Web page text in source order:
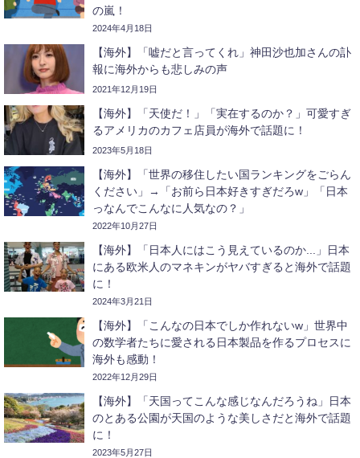
の嵐！
2024年4月18日
【海外】「嘘だと言ってくれ」神田沙也加さんの訃
報に海外からも悲しみの声
2021年12月19日
【海外】「天使だ！」「実在するのか？」可愛すぎ
るアメリカのカフェ店員が海外で話題に！
2023年5月18日
【海外】「世界の移住したい国ランキングをごらん
ください」→「お前ら日本好きすぎだろw」「日本
っなんでこんなに人気なの？」
2022年10月27日
【海外】「日本人にはこう見えているのか...」日本
にある欧米人のマネキンがヤバすぎると海外で話題
に！
2024年3月21日
【海外】「こんなの日本でしか作れないw」世界中
の数学者たちに愛される日本製品を作るプロセスに
海外も感動！
2022年12月29日
【海外】「天国ってこんな感じなんだろうね」日本
のとある公園が天国のような美しさだと海外で話題
に！
2023年5月27日